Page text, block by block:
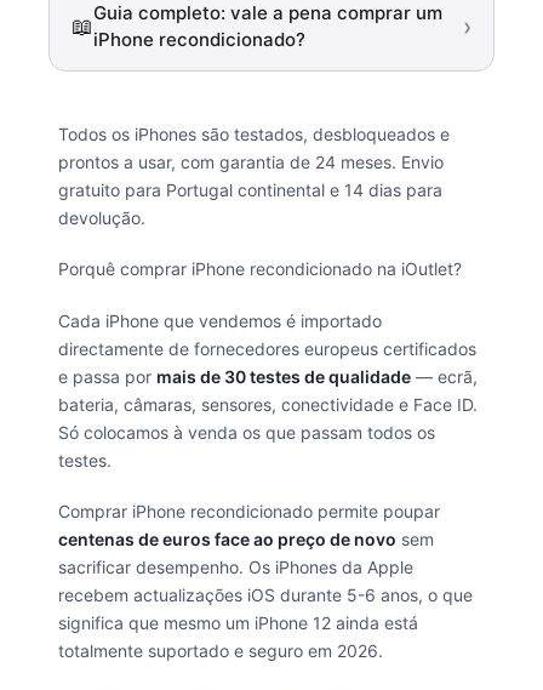
📖
Guia completo: vale a pena comprar um
iPhone recondicionado?
›
Todos os iPhones são testados, desbloqueados e
prontos a usar, com garantia de 24 meses. Envio
gratuito para Portugal continental e 14 dias para
devolução.
Porquê comprar iPhone recondicionado na iOutlet?
Cada iPhone que vendemos é importado
directamente de fornecedores europeus certificados
e passa por mais de 30 testes de qualidade — ecrã,
bateria, câmaras, sensores, conectividade e Face ID.
Só colocamos à venda os que passam todos os
testes.
Comprar iPhone recondicionado permite poupar
centenas de euros face ao preço de novo sem
sacrificar desempenho. Os iPhones da Apple
recebem actualizações iOS durante 5-6 anos, o que
significa que mesmo um iPhone 12 ainda está
totalmente suportado e seguro em 2026.